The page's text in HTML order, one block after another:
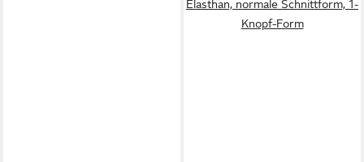
Elasthan, normale Schnittform, 1-
Knopf-Form